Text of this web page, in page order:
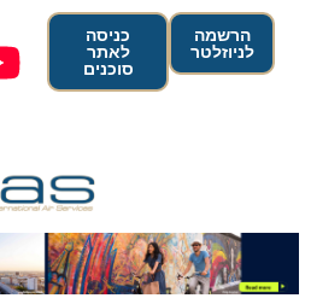
הרשמה
לניוזלטר
כניסה
לאתר
סוכנים